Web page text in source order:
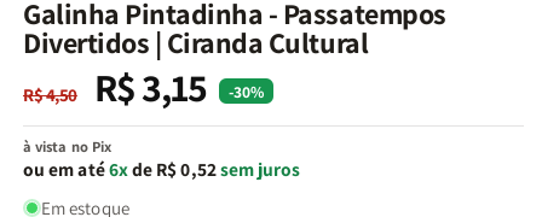
janela
modal
Galinha Pintadinha - Passatempos
Divertidos | Ciranda Cultural
Preço
normal
R$ 4,50
Preço
promocional
R$ 3,15 -30%
à vista no Pix
ou em até6xde R$ 0,52sem juros
Em estoque